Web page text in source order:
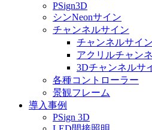
PSign3D
シンNeonサイン
チャンネルサイン
チャンネルサイン
アクリルチャン
3Dチャンネルサ
各種コントローラー
景観フレーム
導入事例
PSign 3D